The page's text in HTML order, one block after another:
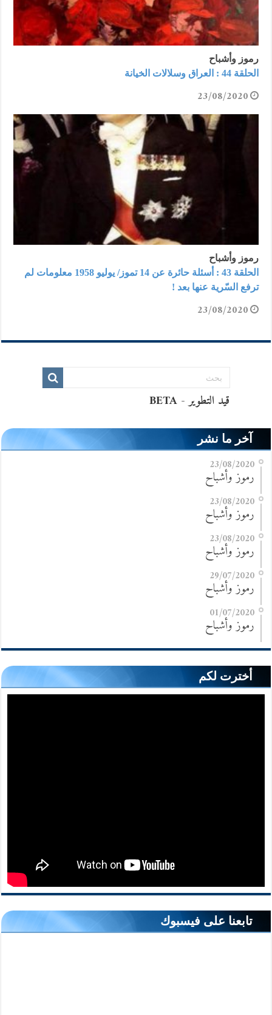
رموز وأشباح
الحلقة 44 : العراق وسلالات الخيانة
23/08/2020
رموز وأشباح
الحلقة 43 : أسئلة حائرة عن 14 تموز/ يوليو 1958 معلومات لم
ترفع السّرية عنها بعد !
23/08/2020
آخر ما نشر
23/08/2020
رموز وأشباح
23/08/2020
رموز وأشباح
23/08/2020
رموز وأشباح
29/07/2020
رموز وأشباح
01/07/2020
رموز وأشباح
أخترت لكم
تابعنا على فيسبوك